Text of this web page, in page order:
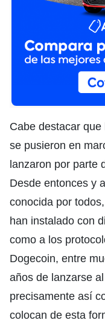
Cabe destacar
se pusieron en
lanzaron por parte
Desde entonces y
conocida por
han instalado con
como a los
Dogecoin, entre
años de lanzarse
precisamente así
colocan de esta